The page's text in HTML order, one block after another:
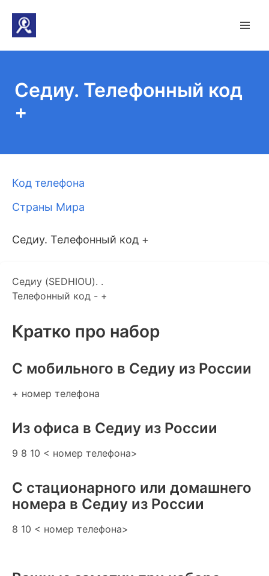
Седиу. Телефонный код
+
Код телефона
Страны Мира
Седиу. Телефонный код +
Седиу (SEDHIOU). .
Телефонный код - +
Кратко про набор
C мобильного в Седиу из России
+ номер телефона
Из офиса в Седиу из России
9 8 10 < номер телефона>
С стационарного или домашнего
номера в Седиу из России
8 10 < номер телефона>